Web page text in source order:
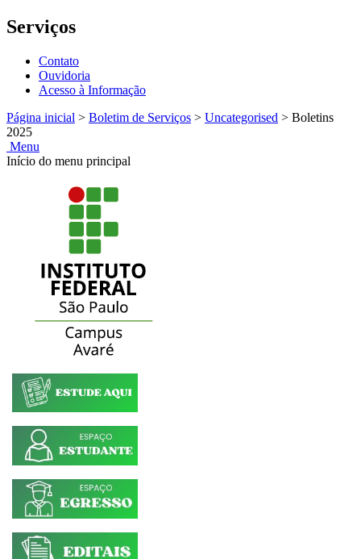
Serviços
Contato
Ouvidoria
Acesso à Informação
Página inicial > Boletim de Serviços > Uncategorised > Boletins
2025
Menu
Início do menu principal